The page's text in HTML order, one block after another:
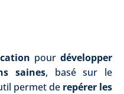
pour développer
saines, basé sur le
permet de repérer les